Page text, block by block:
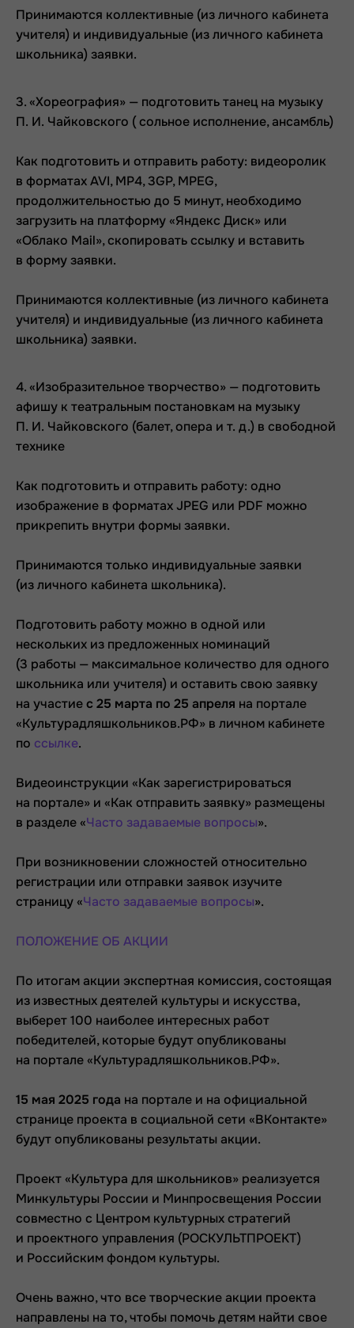
Принимаются коллективные (из личного кабинета
учителя) и индивидуальные (из личного кабинета
школьника) заявки.
3. «Хореография» — подготовить танец на музыку
П. И. Чайковского ( сольное исполнение, ансамбль)
Как подготовить и отправить работу: видеоролик
в форматах AVI, MP4, 3GP, MPEG,
продолжительностью до 5 минут, необходимо
загрузить на платформу «Яндекс Диск» или
«Облако Mail», скопировать ссылку и вставить
в форму заявки.
Принимаются коллективные (из личного кабинета
учителя) и индивидуальные (из личного кабинета
школьника) заявки.
4. «Изобразительное творчество» — подготовить
афишу к театральным постановкам на музыку
П. И. Чайковского (балет, опера и т. д.) в свободной
технике
Как подготовить и отправить работу: одно
изображение в форматах JPEG или PDF можно
прикрепить внутри формы заявки.
Принимаются только индивидуальные заявки
(из личного кабинета школьника).
Подготовить работу можно в одной или
нескольких из предложенных номинаций
(3 работы — максимальное количество для одного
школьника или учителя) и оставить свою заявку
на участиес 25 марта по 25 апреля на портале
«Культурадляшкольников.РФ» в личном кабинете
по ссылке.
Видеоинструкции «Как зарегистрироваться
на портале» и «Как отправить заявку» размещены
в разделе «Часто задаваемые вопросы».
При возникновении сложностей относительно
регистрации или отправки заявок изучите
страницу «Часто задаваемые вопросы».
ПОЛОЖЕНИЕ ОБ АКЦИИ
По итогам акции экспертная комиссия, состоящая
из известных деятелей культуры и искусства,
выберет 100 наиболее интересных работ
победителей, которые будут опубликованы
на портале «Культурадляшкольников.РФ».
15 мая 2025 года на портале и на официальной
странице проекта в социальной сети «ВКонтакте»
будут опубликованы результаты акции.
Проект «Культура для школьников» реализуется
Минкультуры России и Минпросвещения России
совместно с Центром культурных стратегий
и проектного управления (РОСКУЛЬТПРОЕКТ)
и Российским фондом культуры.
Очень важно, что все творческие акции проекта
направлены на то, чтобы помочь детям найти свое